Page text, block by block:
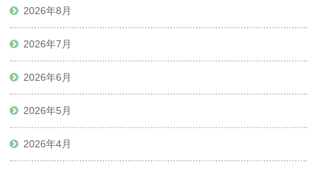
2026年8月
2026年7月
2026年6月
2026年5月
2026年4月